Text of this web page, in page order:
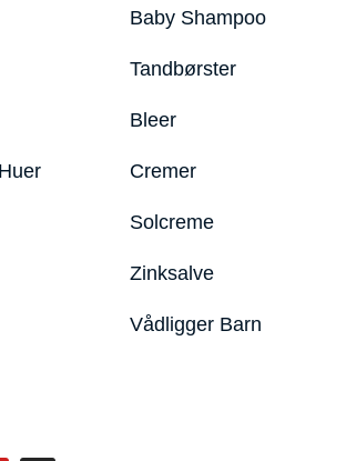
Baby Shampoo
Tandbørster
Bleer
Cremer
Solcreme
Zinksalve
Vådligger Barn